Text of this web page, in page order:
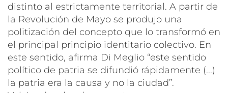
distinto al estrictamente territorial. A partir de
la Revolución de Mayo se produjo una
politización del concepto que lo transformó en
el principal principio identitario colectivo. En
este sentido, afirma Di Meglio “este sentido
político de patria se difundió rápidamente (...)
la patria era la causa y no la ciudad”.